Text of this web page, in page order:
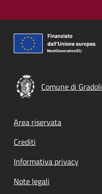
Comune di Gradoli
Footer menu
Area riservata
Crediti
Informativa privacy
Note legali